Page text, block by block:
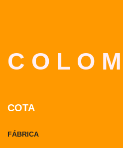
C O L O
COTA
FÁBRICA